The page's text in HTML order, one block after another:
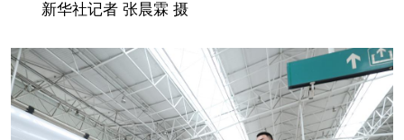
新华社记者 张晨霖 摄